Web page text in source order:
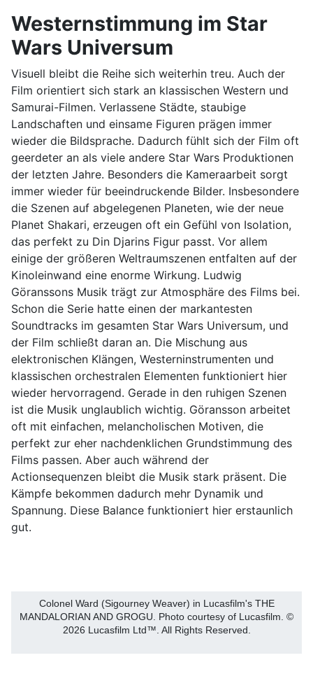
Westernstimmung im Star
Wars Universum
Visuell bleibt die Reihe sich weiterhin treu. Auch der
Film orientiert sich stark an klassischen Western und
Samurai-Filmen. Verlassene Städte, staubige
Landschaften und einsame Figuren prägen immer
wieder die Bildsprache. Dadurch fühlt sich der Film oft
geerdeter an als viele andere Star Wars Produktionen
der letzten Jahre. Besonders die Kameraarbeit sorgt
immer wieder für beeindruckende Bilder. Insbesondere
die Szenen auf abgelegenen Planeten, wie der neue
Planet Shakari, erzeugen oft ein Gefühl von Isolation,
das perfekt zu Din Djarins Figur passt. Vor allem
einige der größeren Weltraumszenen entfalten auf der
Kinoleinwand eine enorme Wirkung. Ludwig
Göranssons Musik trägt zur Atmosphäre des Films bei.
Schon die Serie hatte einen der markantesten
Soundtracks im gesamten Star Wars Universum, und
der Film schließt daran an. Die Mischung aus
elektronischen Klängen, Westerninstrumenten und
klassischen orchestralen Elementen funktioniert hier
wieder hervorragend. Gerade in den ruhigen Szenen
ist die Musik unglaublich wichtig. Göransson arbeitet
oft mit einfachen, melancholischen Motiven, die
perfekt zur eher nachdenklichen Grundstimmung des
Films passen. Aber auch während der
Actionsequenzen bleibt die Musik stark präsent. Die
Kämpfe bekommen dadurch mehr Dynamik und
Spannung. Diese Balance funktioniert hier erstaunlich
gut.
Colonel Ward (Sigourney Weaver) in Lucasfilm's THE
MANDALORIAN AND GROGU. Photo courtesy of Lucasfilm. ©
2026 Lucasfilm Ltd™. All Rights Reserved.